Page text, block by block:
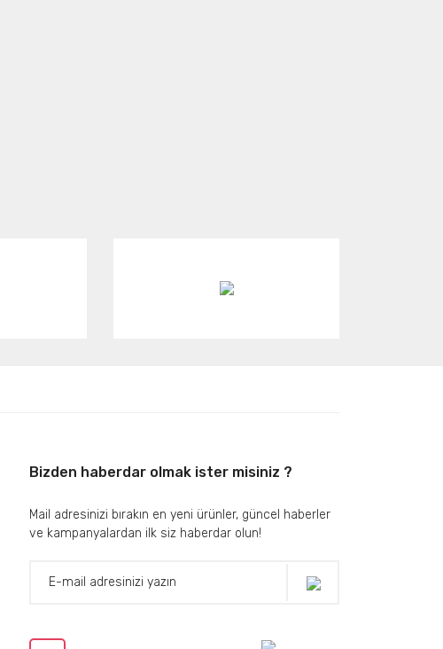
Bizden haberdar olmak ister misiniz ?
Mail adresinizi bırakın en yeni ürünler, güncel haberler
ve kampanyalardan ilk siz haberdar olun!